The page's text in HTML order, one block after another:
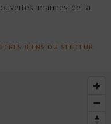
marines de la
BIENS DU SECTEUR